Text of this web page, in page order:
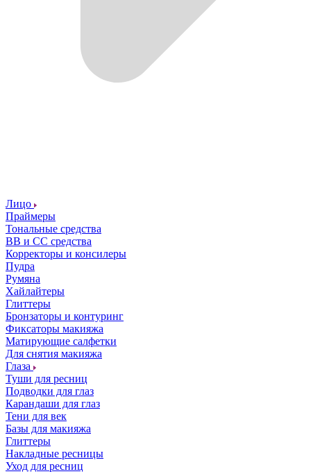
Лицо
Праймеры
Тональные средства
ВВ и СС средства
Корректоры и консилеры
Пудра
Румяна
Хайлайтеры
Глиттеры
Бронзаторы и контуринг
Фиксаторы макияжа
Матирующие салфетки
Для снятия макияжа
Глаза
Туши для ресниц
Подводки для глаз
Карандаши для глаз
Тени для век
Базы для макияжа
Глиттеры
Накладные ресницы
Уход для ресниц